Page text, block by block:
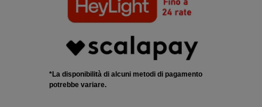
*La disponibilità di alcuni metodi di pagamento
potrebbe variare.